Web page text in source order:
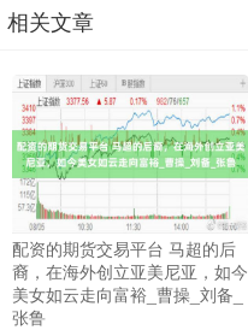
相关文章
配资的期货交易平台 马超的后
裔，在海外创立亚美尼亚，如今
美女如云走向富裕_曹操_刘备_
张鲁